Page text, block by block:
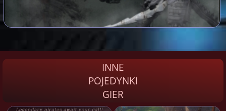
INNE
POJEDYNKI
GIER